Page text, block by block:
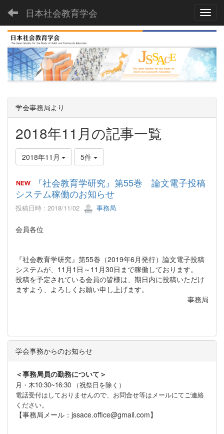
日本社会教育学会
学会事務局より
2018年11月の記事一覧
2018年11月 5件
『社会教育学研究』第55巻 論文電子投稿
システム稼働のお知らせ
投稿日時 : 2018/11/02 事務局
会員各位
『社会教育学研究』第55巻（2019年6月発行）論文電子投稿
システムが、11月1日～11月30日まで稼働しております。
投稿を予定されている会員の皆様は、期日内に投稿いただけ
ますよう、よろしくお願い申し上げます。
事務局
学会事務からのお知らせ
＜事務局員の勤務について＞
月・木10:30~16:30 （祝祭日を除く）
電話受付はしておりませんので、お問合せ等はメールにてご連絡
ください。
【事務局メール：jssace.office@gmail.com】